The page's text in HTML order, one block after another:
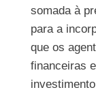
somada à
para a
que os
financeiras